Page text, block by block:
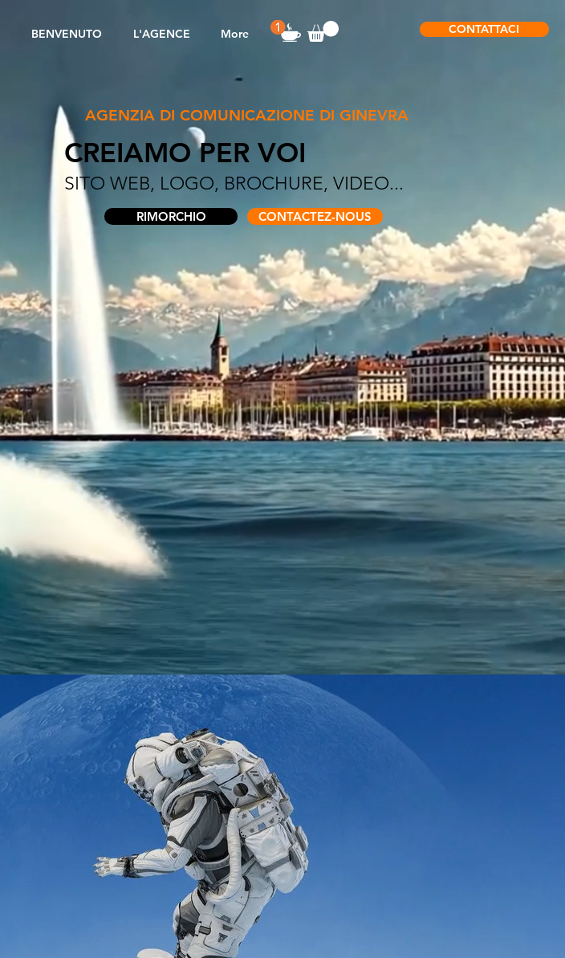
BENVENUTO L'AGENCE More CONTATTACI
AGENZIA DI COMUNICAZIONE DI GINEVRA
CREIAMO PER VOI
SITO WEB, LOGO, BROCHURE, VIDEO...
RIMORCHIO CONTACTEZ-NOUS